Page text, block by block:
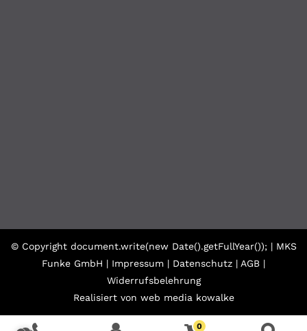
© Copyright document.write(new Date().getFullYear()); | MKS
Funke GmbH | Impressum | Datenschutz | AGB |
Widerrufsbelehrung
Realisiert von web media kowalke
0